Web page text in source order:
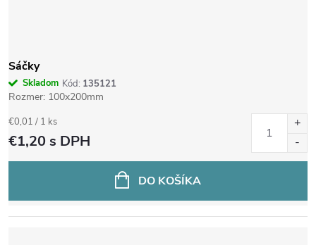
Sáčky
Skladom Kód: 135121
Rozmer: 100x200mm
€1,20s DPH
Jednotková
cena:
€0,01 / 1 ks
DO KOŠÍKA